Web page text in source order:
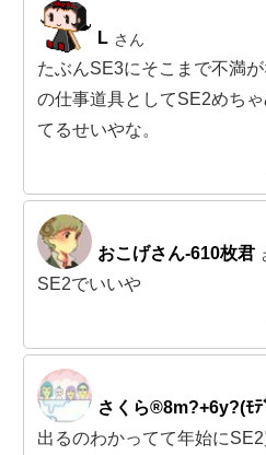
L さん
たぶんSE3にそこまで不満
の仕事道具としてSE2めち
てるせいやな。
おこげさん-610枚君
SE2でいいや
さくら®8m?+6y?(ﾓﾃ
出るのわかってて年始に